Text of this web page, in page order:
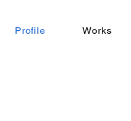
Profile Works